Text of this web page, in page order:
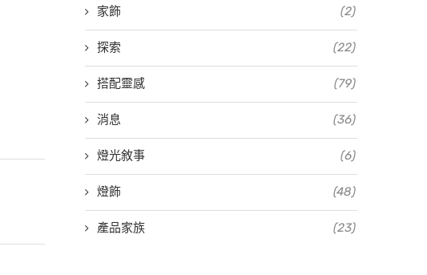
家飾 (2)
探索 (22)
搭配靈感 (79)
消息 (36)
燈光敘事 (6)
燈飾 (48)
產品家族 (23)